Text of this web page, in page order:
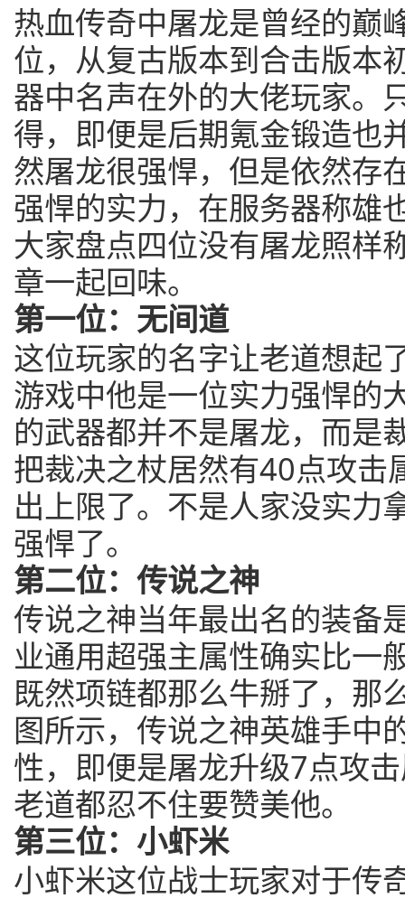
热血传奇中屠龙是曾经的巅
位，从复古版本到合击版本
器中名声在外的大佬玩家。
得，即便是后期氪金锻造也
然屠龙很强悍，但是依然存
强悍的实力，在服务器称雄
大家盘点四位没有屠龙照样
章一起回味。
第一位：无间道
这位玩家的名字让老道想起
游戏中他是一位实力强悍的
的武器都并不是屠龙，而是
把裁决之杖居然有40点攻击
出上限了。不是人家没实力
强悍了。
第二位：传说之神
传说之神当年最出名的装备
业通用超强主属性确实比一
既然项链都那么牛掰了，那
图所示，传说之神英雄手中
性，即便是屠龙升级7点攻
老道都忍不住要赞美他。
第三位：小虾米
小虾米这位战士玩家对于传